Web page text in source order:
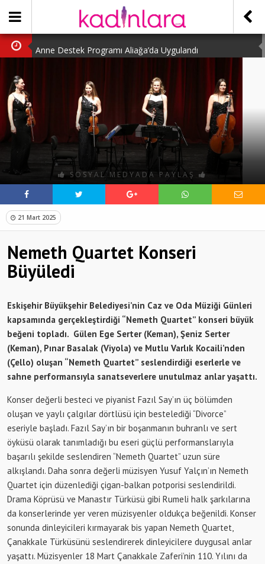
Anne Destek Programı Aliağa’da Uygulandı
Kübra Kuş “Kadınlar Sporda Öncü ve Güçlü”
Çocuklara Özel Kaplumbağa Etkinliği
Kübra Engellilere Umut Oluyor
SOSYAL MEDYADA PAYLAŞ
21 Mart 2025
Nemeth Quartet Konseri
Büyüledi
Eskişehir Büyükşehir Belediyesi’nin Caz ve Oda Müziği Günleri
kapsamında gerçekleştirdiği “Nemeth Quartet” konseri büyük
beğeni topladı. Gülen Ege Serter (Keman), Şeniz Serter
(Keman), Pınar Basalak (Viyola) ve Mutlu Varlık Kocaili’nden
(Çello) oluşan “Nemeth Quartet” seslendirdiği eserlerle ve
sahne performansıyla sanatseverlere unutulmaz anlar yaşattı.
Konser değerli besteci ve piyanist Fazıl Say’ın üç bölümden
oluşan ve yaylı çalgılar dörtlüsü için bestelediği “Divorce”
eseriyle başladı. Fazıl Say’ın bir boşanmanın buhranlı ve sert
öyküsü olarak tanımladığı bu eseri güçlü performanslarıyla
başarılı şekilde seslendiren “Nemeth Quartet” uzun süre
alkışlandı. Daha sonra değerli müzisyen Yusuf Yalçın’ın Nemeth
Quartet için düzenlediği çigan-balkan potporisi seslendirildi.
Drama Köprüsü ve Manastır Türküsü gibi Rumeli halk şarkılarına
da konserlerinde yer veren müzisyenler oldukça beğenildi. Konser
sonunda dinleyicileri kırmayarak bis yapan Nemeth Quartet,
Çanakkale Türküsünü seslendirerek dinleyicilere duygusal anlar
yaşattı. Müzisyenler 18 Mart Çanakkale Zaferi’nin 110. Yılını da